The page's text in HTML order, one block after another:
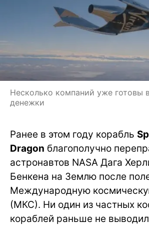
Несколько компаний уже готовы
денежки
Ранее в этом году корабль
Dragon благополучно
астронавтов NASA Дага
Бенкена на Землю после
Международную
(МКС). Ни один из частных
кораблей раньше не